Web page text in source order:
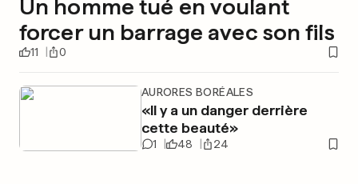
Un homme tué en voulant
forcer un barrage avec son fils
11 0
AURORES BORÉALES
«Il y a un danger derrière
cette beauté»
1 48 24